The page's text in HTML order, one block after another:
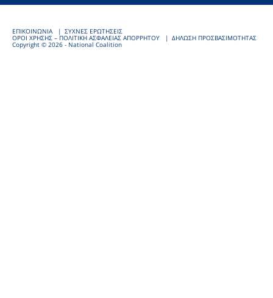
ΕΠΙΚΟΙΝΩΝΙΑ
ΣΥΧΝΕΣ ΕΡΩΤΗΣΕΙΣ
ΟΡΟΙ ΧΡΗΣΗΣ – ΠΟΛΙΤΙΚΗ ΑΣΦΑΛΕΙΑΣ ΑΠΟΡΡΗΤΟΥ
ΔΗΛΩΣΗ ΠΡΟΣΒΑΣΙΜΟΤΗΤΑΣ
Copyright © 2026 - National Coalition